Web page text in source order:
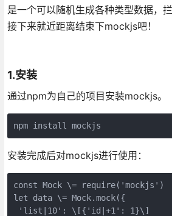
是一个可以随机生成各种类型数据，
接下来就近距离结束下mockjs吧！
1.安装
通过npm为自己的项目安装mockjs。
npm install mockjs
安装完成后对mockjs进行使用：
const Mock \= require('mockjs')
let data \= Mock.mock({
'list|10': \[{'id|+1': 1}\]